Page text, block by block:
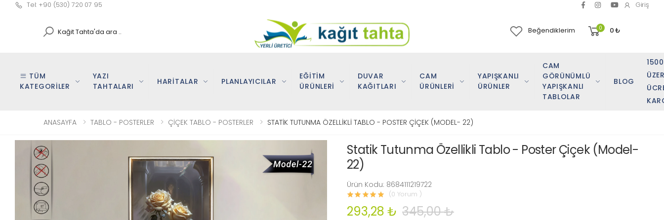
Tel: +90 (530) 720 07 95 Giriş
Beğendiklerim 0 0₺
TÜM
KATEGORİLER
YAZI
TAHTALARI
HARİTALAR PLANLAYICILAR
EĞİTİM
ÜRÜNLERİ
DUVAR
KAĞITLARI
CAM
ÜRÜNLERİ
YAPIŞKANLI
ÜRÜNLER
CAM
GÖRÜNÜMLÜ
YAPIŞKANLI
TABLOLAR
BLOG
ANASAYFA TABLO - POSTERLER ÇİÇEK TABLO - POSTERLER STATİK TUTUNMA ÖZELLİKLİ TABLO - POSTER ÇİÇEK (MODEL- 22)
Statik Tutunma Özellikli Tablo - Poster Çiçek (Model-
22)
Ürün Kodu: 8684111219722
(0 Yorum )
293,28 ₺ 345,00 ₺